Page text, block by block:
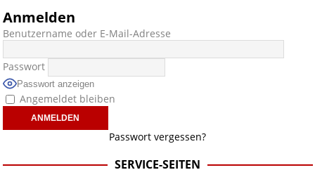
Anmelden
Benutzername oder E-Mail-Adresse
Passwort
Passwort anzeigen
Angemeldet bleiben
Passwort vergessen?
SERVICE-SEITEN